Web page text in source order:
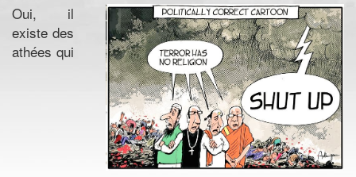
Oui, il
existe des
athées qui